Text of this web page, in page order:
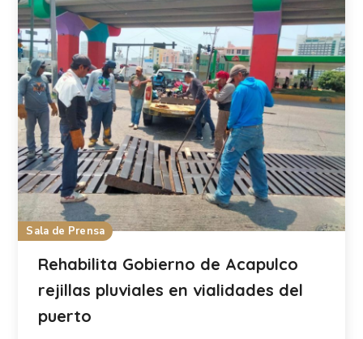
Sala de Prensa
Rehabilita Gobierno de Acapulco
rejillas pluviales en vialidades del
puerto